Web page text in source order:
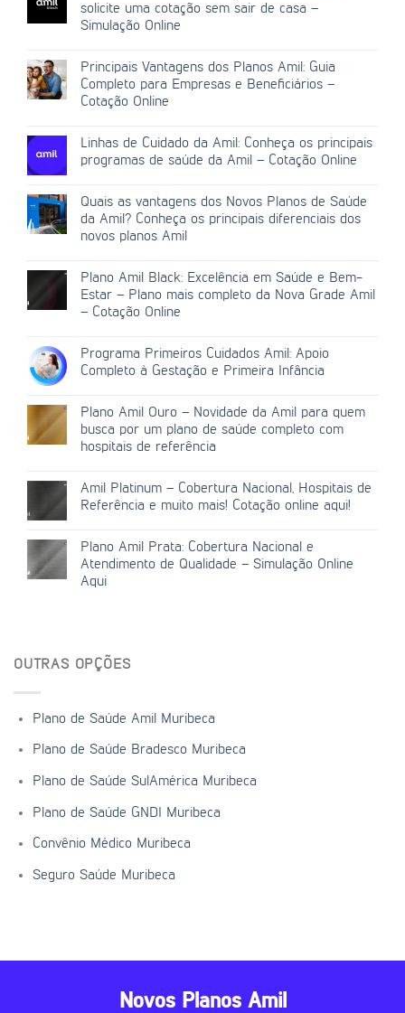
solicite uma cotação sem sair de casa –
Simulação Online
Principais Vantagens dos Planos Amil: Guia
Completo para Empresas e Beneficiários –
Cotação Online
Linhas de Cuidado da Amil: Conheça os principais
programas de saúde da Amil – Cotação Online
Quais as vantagens dos Novos Planos de Saúde
da Amil? Conheça os principais diferenciais dos
novos planos Amil
Plano Amil Black: Excelência em Saúde e Bem-
Estar – Plano mais completo da Nova Grade Amil
– Cotação Online
Programa Primeiros Cuidados Amil: Apoio
Completo à Gestação e Primeira Infância
Plano Amil Ouro – Novidade da Amil para quem
busca por um plano de saúde completo com
hospitais de referência
Amil Platinum – Cobertura Nacional, Hospitais de
Referência e muito mais! Cotação online aqui!
Plano Amil Prata: Cobertura Nacional e
Atendimento de Qualidade – Simulação Online
Aqui
OUTRAS OPÇÕES
Plano de Saúde Amil Muribeca
Plano de Saúde Bradesco Muribeca
Plano de Saúde SulAmérica Muribeca
Plano de Saúde GNDI Muribeca
Convênio Médico Muribeca
Seguro Saúde Muribeca
Novos Planos Amil